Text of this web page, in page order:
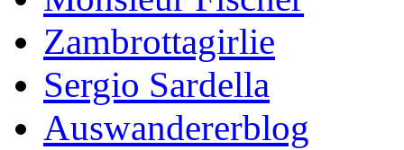
Zambrottagirlie
Sergio Sardella
Auswandererblog